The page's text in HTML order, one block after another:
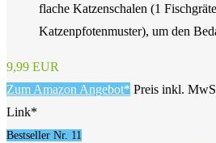
flache Katzenschalen (1
Katzenpfotenmuster), um den
9,99 EUR
Zum Amazon Angebot* Preis inkl.
Link*
Bestseller Nr. 11